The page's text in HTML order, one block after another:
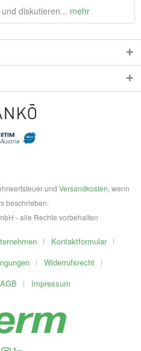
diskutieren... mehr
und Versandkosten, wenn
beschrieben.
- alle Rechte vorbehalten
Kontaktformular
Widerrufsrecht
AGB Impressum